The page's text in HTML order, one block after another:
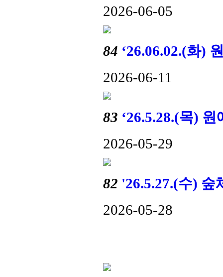
2026-06-05
84 ‘26.06.02.(화)
2026-06-11
83 ‘26.5.28.(목)
2026-05-29
82 '26.5.27.(수)
2026-05-28